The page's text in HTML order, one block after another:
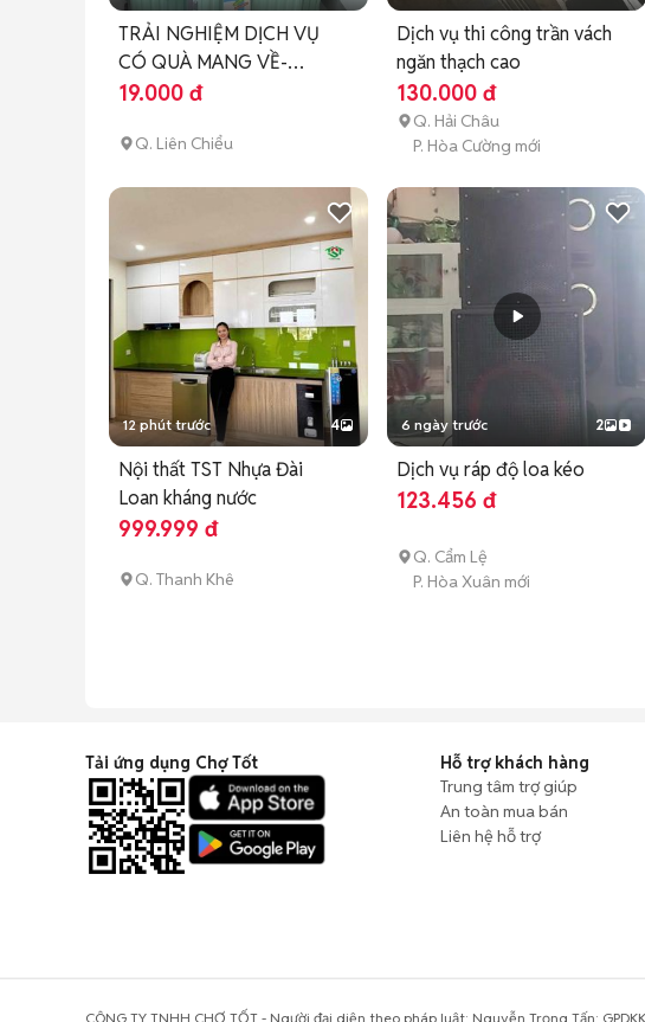
TRẢI NGHIỆM DỊCH VỤ
CÓ QUÀ MANG VỀ-
Tuyết Lisa ✨
19.000 đ
Q. Liên Chiểu
Dịch vụ thi công trần vách
ngăn thạch cao
130.000 đ
Q. Hải Châu
P. Hòa Cường mới
12 phút trước 4
Nội thất TST Nhựa Đài
Loan kháng nước
999.999 đ
Q. Thanh Khê
6 ngày trước 2
Dịch vụ ráp độ loa kéo
123.456 đ
Q. Cẩm Lệ
P. Hòa Xuân mới
Tải ứng dụng Chợ Tốt
Hỗ trợ khách hàng
Trung tâm trợ giúp
An toàn mua bán
Liên hệ hỗ trợ
CÔNG TY TNHH CHỢ TỐT - Người đại diện theo pháp luật: Nguyễn Trọng Tấn;